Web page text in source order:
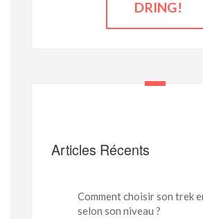
Articles Récents
Comment choisir son trek
selon son niveau ?